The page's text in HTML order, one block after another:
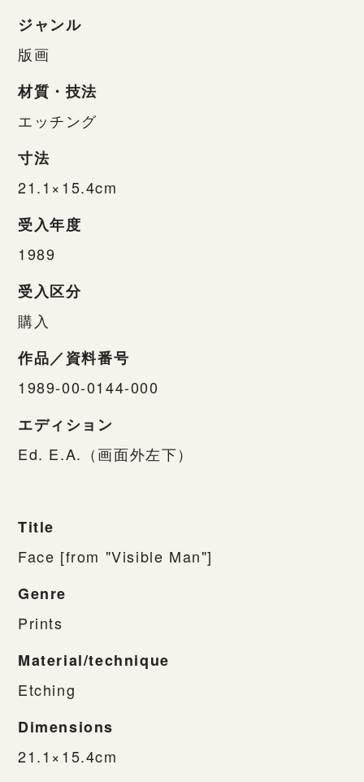
ジャンル
版画
材質・技法
エッチング
寸法
21.1×15.4cm
受入年度
1989
受入区分
購入
作品／資料番号
1989-00-0144-000
エディション
Ed. E.A.（画面外左下）
Title
Face [from "Visible Man"]
Genre
Prints
Material/technique
Etching
Dimensions
21.1×15.4cm